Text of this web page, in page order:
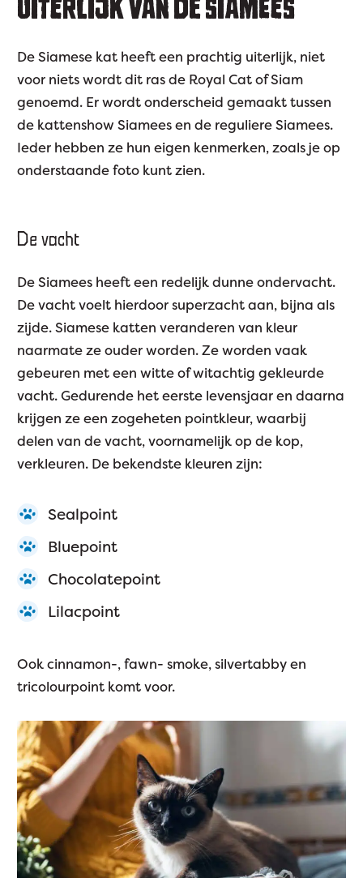
UITERLIJK VAN DE SIAMEES
De Siamese kat heeft een prachtig uiterlijk, niet
voor niets wordt dit ras de Royal Cat of Siam
genoemd. Er wordt onderscheid gemaakt tussen
de kattenshow Siamees en de reguliere Siamees.
Ieder hebben ze hun eigen kenmerken, zoals je op
onderstaande foto kunt zien.
De vacht
De Siamees heeft een redelijk dunne ondervacht.
De vacht voelt hierdoor superzacht aan, bijna als
zijde. Siamese katten veranderen van kleur
naarmate ze ouder worden. Ze worden vaak
gebeuren met een witte of witachtig gekleurde
vacht. Gedurende het eerste levensjaar en daarna
krijgen ze een zogeheten pointkleur, waarbij
delen van de vacht, voornamelijk op de kop,
verkleuren. De bekendste kleuren zijn:
Sealpoint
Bluepoint
Chocolatepoint
Lilacpoint
Ook cinnamon-, fawn- smoke, silvertabby en
tricolourpoint komt voor.